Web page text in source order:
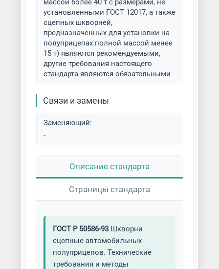
массой более 40 т с размерами, не
установленными ГОСТ 12017, а также
сцепных шкворней,
предназначенных для установки на
полуприцепах полной массой менее
15 т) являются рекомендуемыми,
другие требования настоящего
стандарта являются обязательными
Связи и замены
Заменяющий:
-
Описание стандарта
Страницы стандарта
ГОСТ Р 50586-93Шкворни
сцепные автомобильных
полуприцепов. Технические
требования и методы